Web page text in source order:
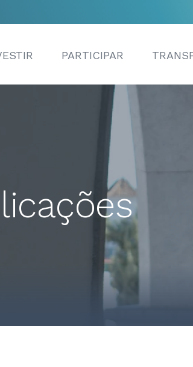
PARTICIPAR